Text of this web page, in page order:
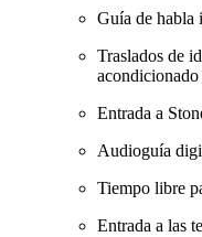
Guía de habla
Traslados de
acondicionado
Entrada a
Audioguía
Tiempo libre
Entrada a las